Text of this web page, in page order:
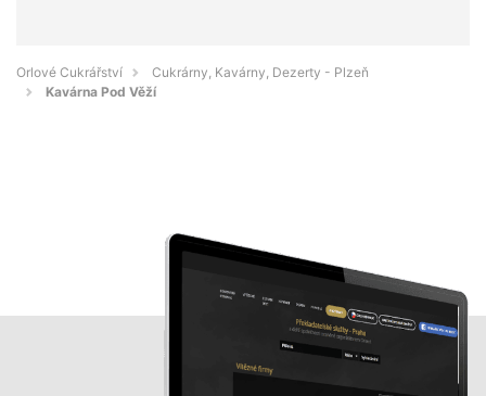
Orlové Cukrářství
Cukrárny, Kavárny, Dezerty - Plzeň
Kavárna Pod Věží